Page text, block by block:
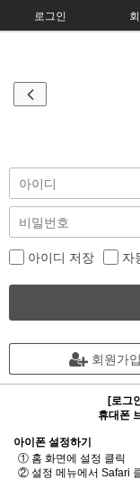
로그인
아이디 저장 자
회원가입
[로그
휴대폰
아이폰 설정하기
① 홈 화면에 설정 클릭
② 설정 메뉴에서 Safari